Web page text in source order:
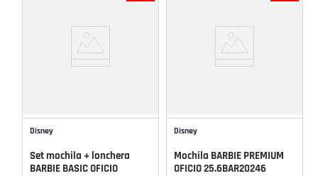
Disney
Set mochila + lonchera
BARBIE BASIC OFICIO
Disney
Mochila BARBIE PREMIUM
OFICIO 25.6BAR20246